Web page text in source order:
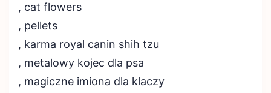
, cat flowers
, pellets
, karma royal canin shih tzu
, metalowy kojec dla psa
, magiczne imiona dla klaczy